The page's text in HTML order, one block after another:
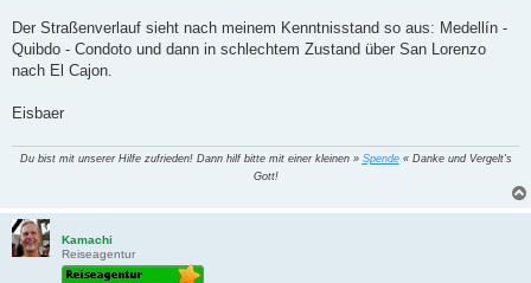
Der Straßenverlauf sieht nach meinem Kenntnisstand so aus: Medellín -
Quibdo - Condoto und dann in schlechtem Zustand über San Lorenzo
nach El Cajon.
Eisbaer
Du bist mit unserer Hilfe zufrieden! Dann hilf bitte mit einer kleinen » Spende« Danke und Vergelt's
Gott!
Kamachi
Reiseagentur